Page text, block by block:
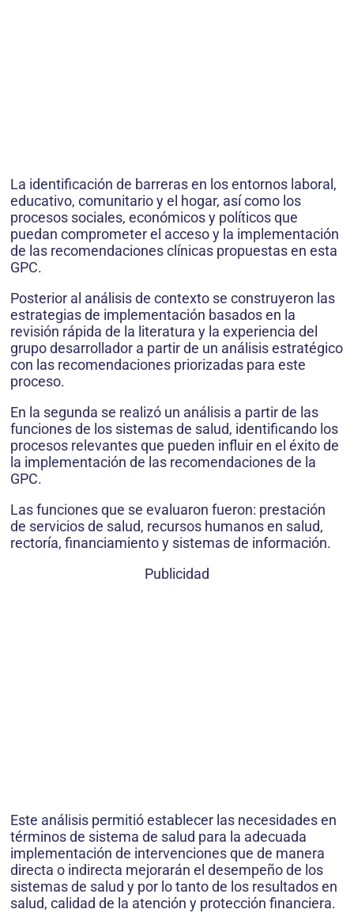
La identificación de barreras en los entornos laboral,
educativo, comunitario y el hogar, así como los
procesos sociales, económicos y políticos que
puedan comprometer el acceso y la implementación
de las recomendaciones clínicas propuestas en esta
GPC.
Posterior al análisis de contexto se construyeron las
estrategias de implementación basados en la
revisión rápida de la literatura y la experiencia del
grupo desarrollador a partir de un análisis estratégico
con las recomendaciones priorizadas para este
proceso.
En la segunda se realizó un análisis a partir de las
funciones de los sistemas de salud, identificando los
procesos relevantes que pueden influir en el éxito de
la implementación de las recomendaciones de la
GPC.
Las funciones que se evaluaron fueron: prestación
de servicios de salud, recursos humanos en salud,
rectoría, financiamiento y sistemas de información.
Publicidad
Este análisis permitió establecer las necesidades en
términos de sistema de salud para la adecuada
implementación de intervenciones que de manera
directa o indirecta mejorarán el desempeño de los
sistemas de salud y por lo tanto de los resultados en
salud, calidad de la atención y protección financiera.